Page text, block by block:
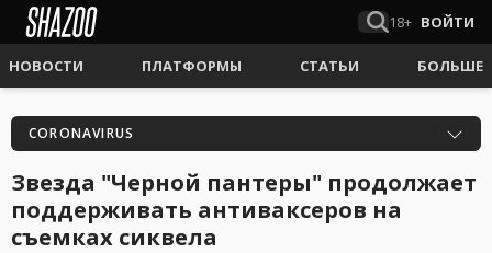
18+ ВОЙТИ
НОВОСТИ ПЛАТФОРМЫ СТАТЬИ БОЛЬШЕ
CORONAVIRUS
Звезда "Черной пантеры" продолжает
поддерживать антиваксеров на
съемках сиквела